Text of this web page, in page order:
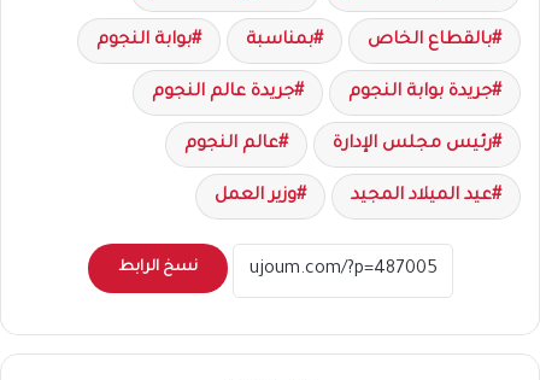
بالقطاع الخاص بمناسبة بوابة النجوم
جريدة بوابة النجوم جريدة عالم النجوم
رئيس مجلس الإدارة عالم النجوم
عيد الميلاد المجيد وزير العمل
نسخ الرابط